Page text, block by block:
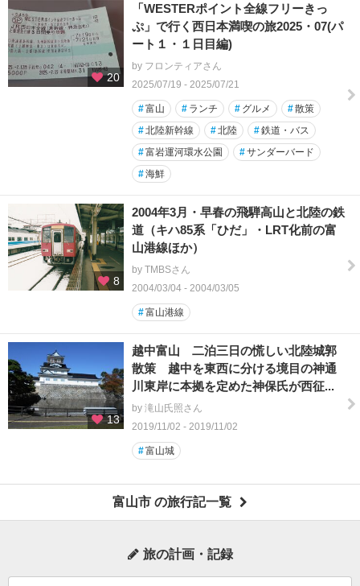
20
「WESTERポイント全線フリーきっ
ぷ」で行く西日本満喫の旅2025・07(パ
ート１・１日目編)
by フロンティアさん
2025/07/19 - 2025/07/21
#富山 # ランチ # グルメ #散策
#北陸新幹線 #北陸 #鉄道・バス
#富岩運河環水公園 #サンダーバード
#海鮮
8
2004年3月・早春の飛騨高山と北陸の鉄
道（キハ85系「ひだ」・LRT化前の富
山港線ほか）
by TMBSさん
2004/03/04 - 2004/03/05
#富山港線
13
越中富山 二泊三日の慌しい北陸城郭
散策 越中を東西に分ける境目の神通
川東岸に本拠を定めた神保氏が西征...
by 滝山氏照さん
2019/11/02 - 2019/11/02
#富山城
富山市 の旅行記一覧
旅の計画・記録